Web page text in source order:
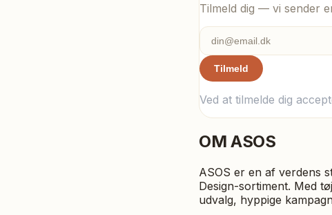
Tilmeld dig — vi sender
Tilmeld
Ved at tilmelde dig
OM ASOS
ASOS er en af verdens
Design-sortiment. Med
udvalg, hyppige